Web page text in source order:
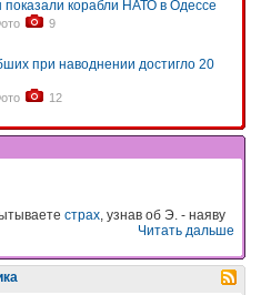
корабли НАТО в Одессе
9
при наводнении достигло 20
12
страх , узнав об Э. - наяву
Читать дальше